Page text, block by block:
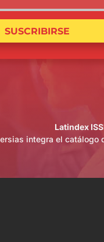
SUSCRIBIRSE
Latindex
integra el catálogo